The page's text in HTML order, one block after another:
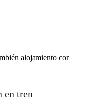
alojamiento con
en tren